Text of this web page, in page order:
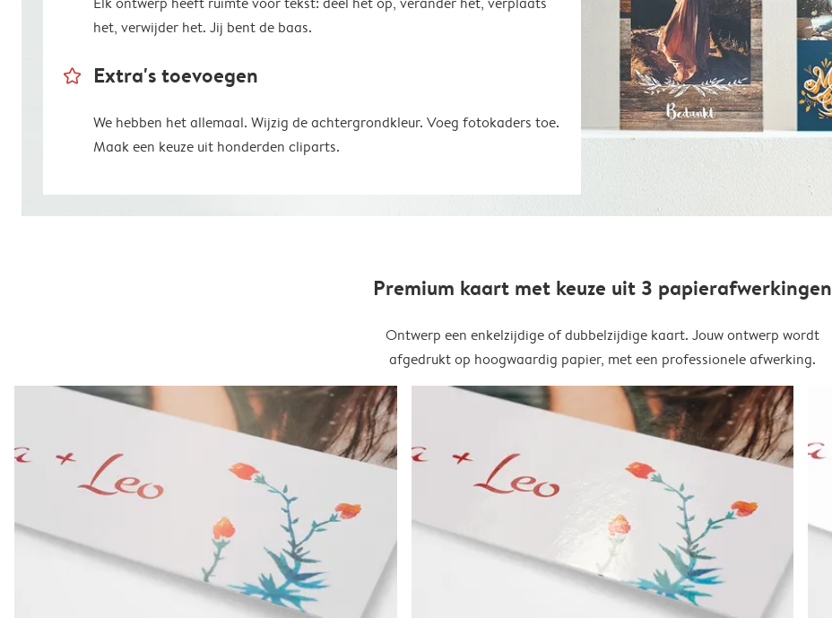
het, verwijder het. Jij bent de baas.
star_outline Extra's toevoegen
We hebben het allemaal. Wijzig de achtergrondkleur. Voeg fotokaders toe.
Maak een keuze uit honderden cliparts.
Premium kaart met keuze uit 3 papierafwerkingen
Ontwerp een enkelzijdige of dubbelzijdige kaart. Jouw ontwerp wordt
afgedrukt op hoogwaardig papier, met een professionele afwerking.